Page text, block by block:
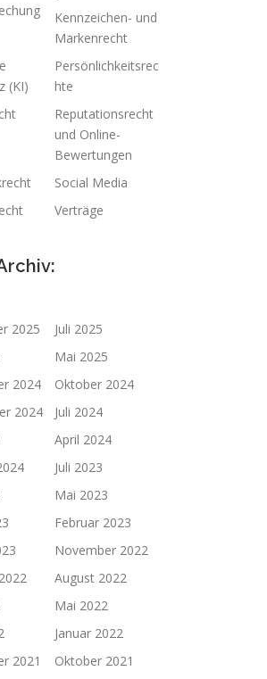
Kennzeichen- und
Markenrecht
(KI)
Persönlichkeitsrec
hte
Reputationsrecht
und Online-
Bewertungen
Social Media
Verträge
2025
Juli 2025
Mai 2025
2024
Oktober 2024
2024
Juli 2024
April 2024
Juli 2023
Mai 2023
Februar 2023
November 2022
August 2022
Mai 2022
Januar 2022
2021
Oktober 2021